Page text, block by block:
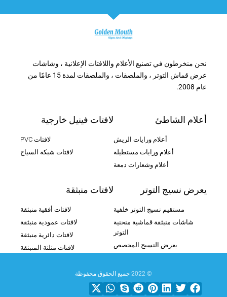
نحن منخرطون في تصنيع الأعلام واللافتات الإعلانية ، وشاشات
عرض قماش التوتر ، والملصقات ، والملصقات لمدة 15 عامًا من
عام 2008.
أعلام الشاطئ
أعلام ورايات الريش
أعلام ورايات مستطيلة
أعلام وشعارات دمعة
لافتات فينيل خارجية
لافتات PVC
لافتات شبكة السياج
يعرض نسيج التوتر
مستقيم نسيج التوتر خلفية
شاشات منبثقة قماشية منحنية
التوتر
يعرض النسيج المخصص
لافتات منبثقة
لافتات أفقية منبثقة
لافتات عمودية منبثقة
لافتات دائرية منبثقة
لافتات مثلثة المنبثقة
© 2022 جميع الحقوق محفوظة